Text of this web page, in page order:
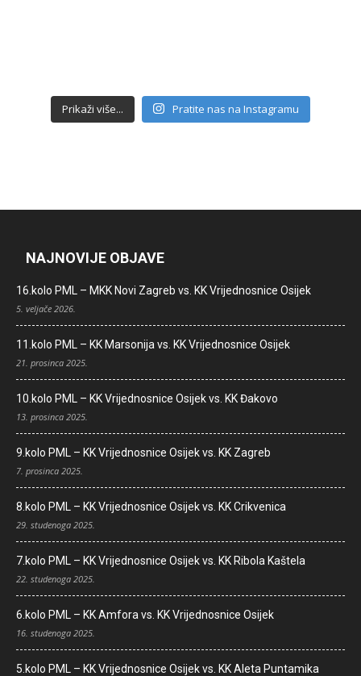
Prikaži više... Pratite nas na Instagramu
NAJNOVIJE OBJAVE
16.kolo PML – MKK Novi Zagreb vs. KK Vrijednosnice Osijek
5. veljače 2026.
11.kolo PML – KK Marsonija vs. KK Vrijednosnice Osijek
21. prosinca 2025.
10.kolo PML – KK Vrijednosnice Osijek vs. KK Đakovo
13. prosinca 2025.
9.kolo PML – KK Vrijednosnice Osijek vs. KK Zagreb
7. prosinca 2025.
8.kolo PML – KK Vrijednosnice Osijek vs. KK Crikvenica
29. studenoga 2025.
7.kolo PML – KK Vrijednosnice Osijek vs. KK Ribola Kaštela
22. studenoga 2025.
6.kolo PML – KK Amfora vs. KK Vrijednosnice Osijek
16. studenoga 2025.
5.kolo PML – KK Vrijednosnice Osijek vs. KK Aleta Puntamika